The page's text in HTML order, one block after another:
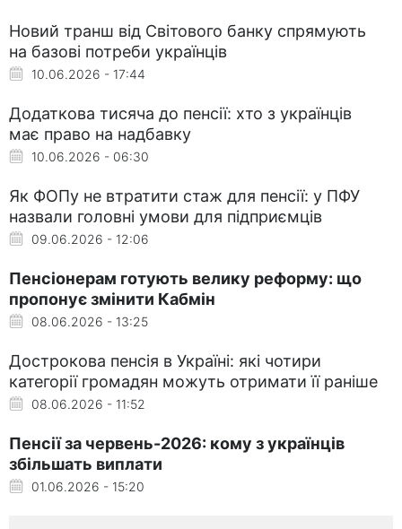
Новий транш від Світового банку спрямують
на базові потреби українців
10.06.2026 - 17:44
Додаткова тисяча до пенсії: хто з українців
має право на надбавку
10.06.2026 - 06:30
Як ФОПу не втратити стаж для пенсії: у ПФУ
назвали головні умови для підприємців
09.06.2026 - 12:06
Пенсіонерам готують велику реформу: що
пропонує змінити Кабмін
08.06.2026 - 13:25
Дострокова пенсія в Україні: які чотири
категорії громадян можуть отримати її раніше
08.06.2026 - 11:52
Пенсії за червень-2026: кому з українців
збільшать виплати
01.06.2026 - 15:20